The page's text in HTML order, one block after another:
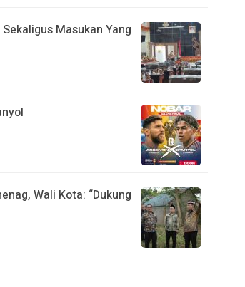
Masukan Yang
Wali Kota: “Dukung